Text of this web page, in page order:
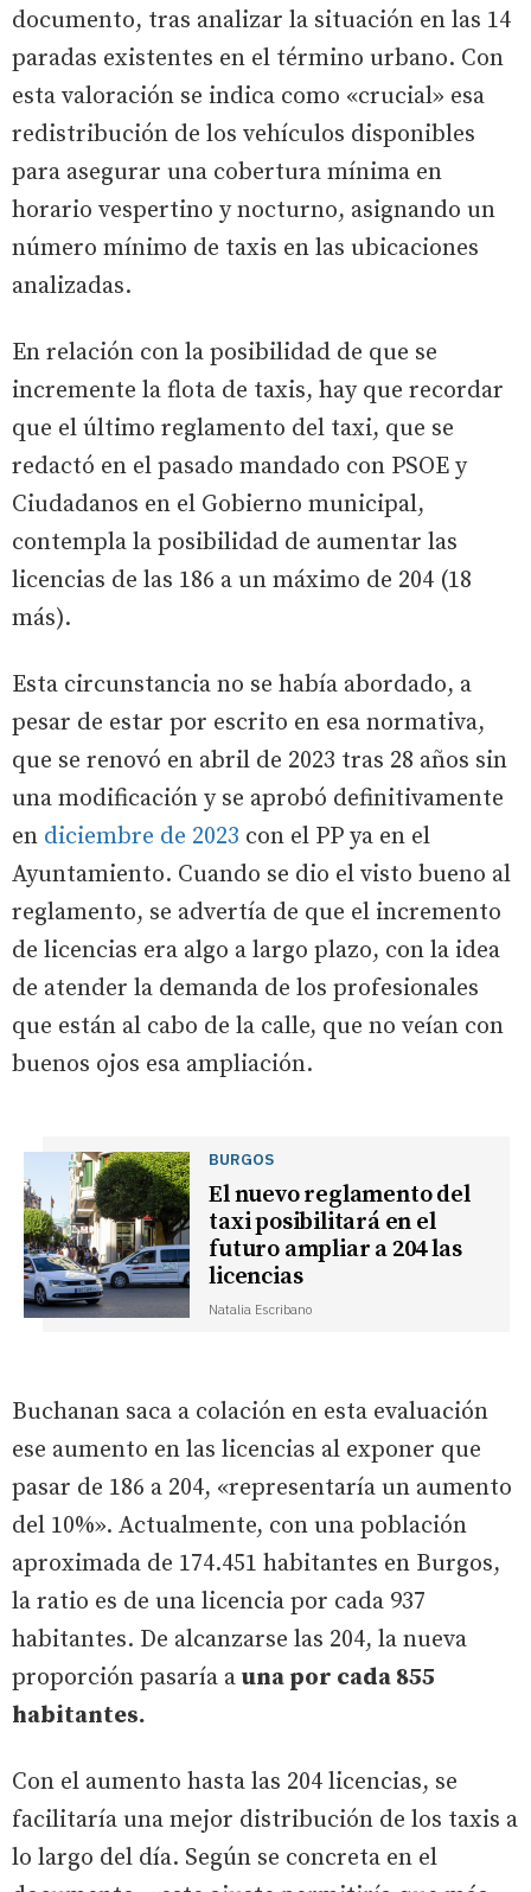
documento, tras analizar la situación en las 14
paradas existentes en el término urbano. Con
esta valoración se indica como «crucial» esa
redistribución de los vehículos disponibles
para asegurar una cobertura mínima en
horario vespertino y nocturno, asignando un
número mínimo de taxis en las ubicaciones
analizadas.
En relación con la posibilidad de que se
incremente la flota de taxis, hay que recordar
que el último reglamento del taxi, que se
redactó en el pasado mandado con PSOE y
Ciudadanos en el Gobierno municipal,
contempla la posibilidad de aumentar las
licencias de las 186 a un máximo de 204 (18
más).
Esta circunstancia no se había abordado, a
pesar de estar por escrito en esa normativa,
que se renovó en abril de 2023 tras 28 años sin
una modificación y se aprobó definitivamente
en diciembre de 2023 con el PP ya en el
Ayuntamiento. Cuando se dio el visto bueno al
reglamento, se advertía de que el incremento
de licencias era algo a largo plazo, con la idea
de atender la demanda de los profesionales
que están al cabo de la calle, que no veían con
buenos ojos esa ampliación.
BURGOS
El nuevo reglamento del
taxi posibilitará en el
futuro ampliar a 204 las
licencias
Natalia Escribano
Buchanan saca a colación en esta evaluación
ese aumento en las licencias al exponer que
pasar de 186 a 204, «representaría un aumento
del 10%». Actualmente, con una población
aproximada de 174.451 habitantes en Burgos,
la ratio es de una licencia por cada 937
habitantes. De alcanzarse las 204, la nueva
proporción pasaría a una por cada 855
habitantes.
Con el aumento hasta las 204 licencias, se
facilitaría una mejor distribución de los taxis a
lo largo del día. Según se concreta en el